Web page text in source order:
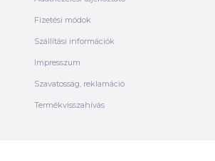
Fizetési módok
Szállítási információk
Impresszum
Szavatosság, reklamáció
Termékvisszahívás